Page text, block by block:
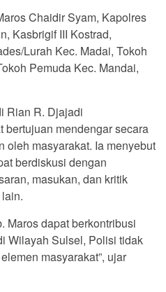
Chaidir Syam, Kapolres
Kasbrigif III Kostrad,
Lurah Kec. Madai, Tokoh
Pemuda Kec. Mandai,
Rian R. Djajadi
bertujuan mendengar secara
oleh masyarakat. Ia menyebut
berdiskusi dengan
masukan, dan kritik
Maros dapat berkontribusi
Wilayah Sulsel, Polisi tidak
masyarakat”, ujar